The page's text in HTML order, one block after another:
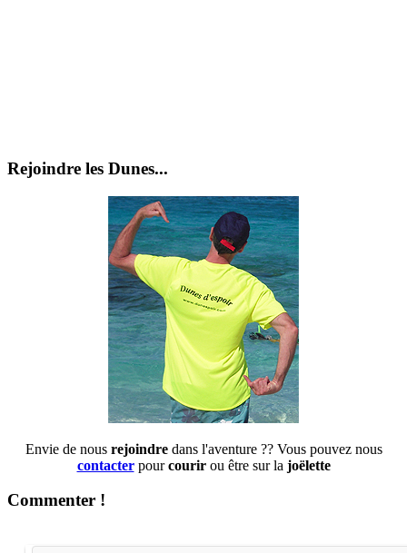
Rejoindre les Dunes...
Envie de nous rejoindre dans l'aventure ?? Vous pouvez nous
contacterpourcourir ou être sur la joëlette
Commenter !